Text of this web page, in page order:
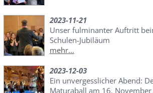
2023-11-21
Unser fulminanter Auftritt
Schulen-Jubiläum
mehr...
2023-12-03
Ein unvergesslicher Abend:
Maturaball am 16.